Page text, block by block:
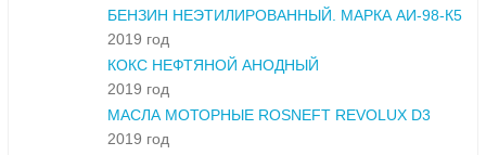
БЕНЗИН НЕЭТИЛИРОВАННЫЙ. МАРКА АИ-98-К5
2019 год
КОКС НЕФТЯНОЙ АНОДНЫЙ
2019 год
МАСЛА МОТОРНЫЕ ROSNEFT REVOLUX D3
2019 год